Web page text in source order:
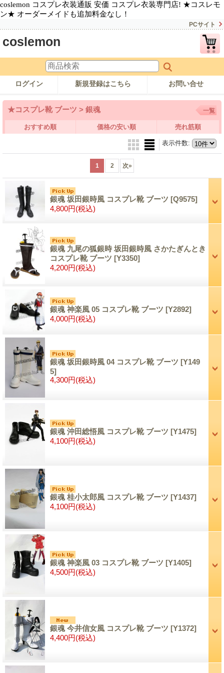
coslemon コスプレ衣装通販 安価 コスプレ衣装専門店! ★コスレモ
ン★ オーダーメイドも追加料金なし！
PCサイト
coslemon
ログイン 新規登録はこちら お問い合せ
★コスプレ靴 ブーツ > 銀魂 一覧
おすすめ順 価格の安い順 売れ筋順
表示件数:
1 2 次»
銀魂 坂田銀時風 コスプレ靴 ブーツ [Q9575]
4,800円(税込)
銀魂 九尾の狐銀時 坂田銀時風 さかたぎんとき
コスプレ靴 ブーツ [Y3350]
4,200円(税込)
銀魂 神楽風 05 コスプレ靴 ブーツ [Y2892]
4,000円(税込)
銀魂 坂田銀時風 04 コスプレ靴 ブーツ [Y149
5]
4,300円(税込)
銀魂 沖田総悟風 コスプレ靴 ブーツ [Y1475]
4,100円(税込)
銀魂 桂小太郎風 コスプレ靴 ブーツ [Y1437]
4,100円(税込)
銀魂 神楽風 03 コスプレ靴 ブーツ [Y1405]
4,500円(税込)
銀魂 今井信女風 コスプレ靴 ブーツ [Y1372]
4,400円(税込)